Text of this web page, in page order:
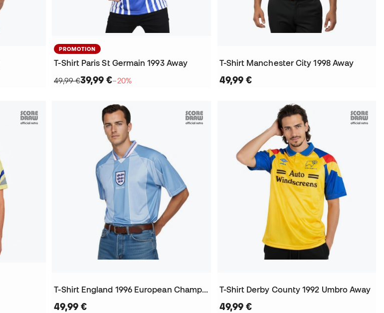
PROMOTION
T-Shirt Paris St Germain 1993 Away
49,99 €39,99 €−20%
T-Shirt Manchester City 1998 Away
49,99 €
T-Shirt England 1996 European Championship Away
49,99 €
T-Shirt Derby County 1992 Umbro Away
49,99 €